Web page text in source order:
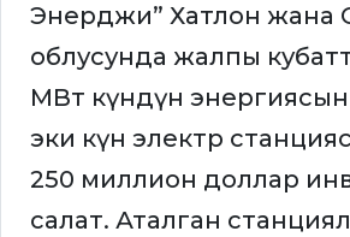
Энерджи” Хатлон жана
облусунда жалпы
МВт күндүн
эки күн электр
250 миллион доллар
салат. Аталган